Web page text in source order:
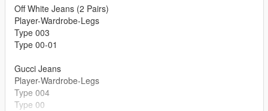
Off White Jeans (2 Pairs)
Player-Wardrobe-Legs
Type 003
Type 00-01
Gucci Jeans
Player-Wardrobe-Legs
Type 004
Type 00